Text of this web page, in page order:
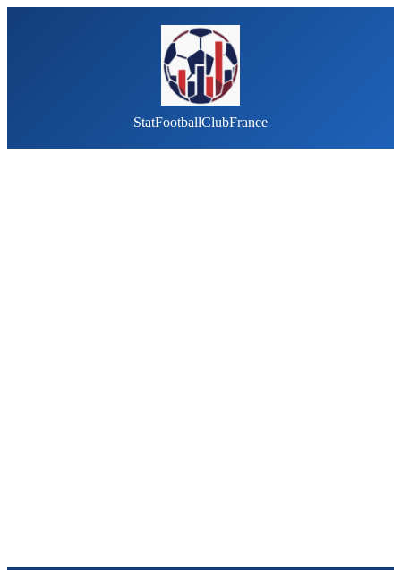
StatFootballClubFrance